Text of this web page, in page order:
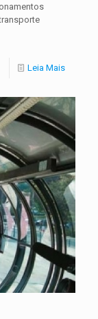
Leia Mais